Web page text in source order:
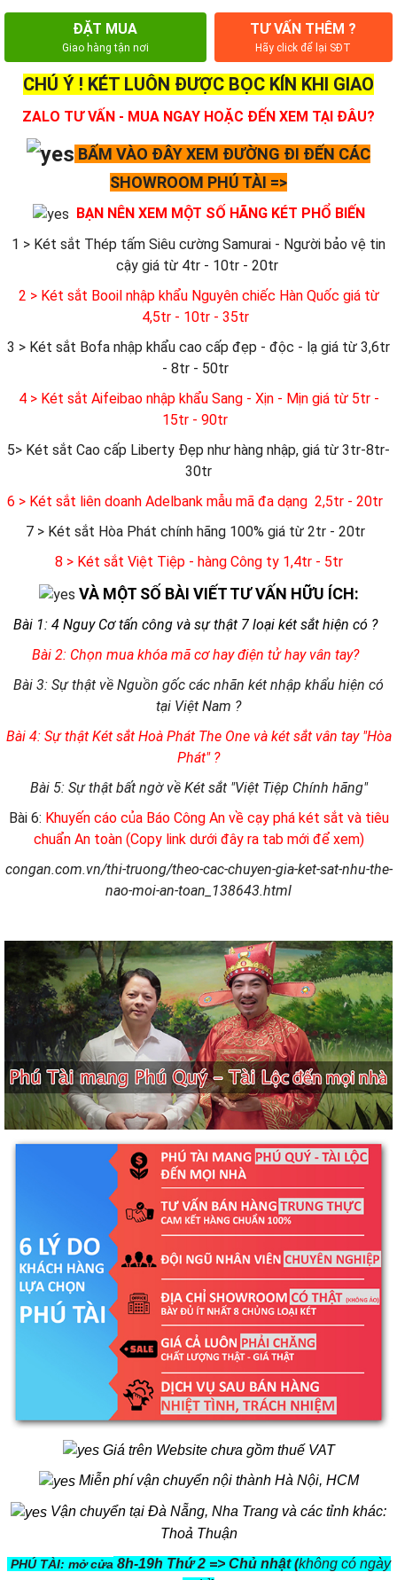
ĐẶT MUA
Giao hàng tận nơi
TƯ VẤN THÊM ?
Hãy click để lại SĐT
CHÚ Ý ! KÉT LUÔN ĐƯỢC BỌC KÍN KHI GIAO
ZALO TƯ VẤN - MUA NGAY HOẶC ĐẾN XEM TẠI ĐÂU?
BẤM VÀO ĐÂY XEM ĐƯỜNG ĐI ĐẾN CÁC
SHOWROOM PHÚ TÀI =>
BẠN NÊN XEM MỘT SỐ HÃNG KÉT PHỔ BIẾN
1 > Két sắt Thép tấm Siêu cường Samurai - Người bảo vệ tin
cậy giá từ 4tr - 10tr - 20tr
2 > Két sắt Booil nhập khẩu Nguyên chiếc Hàn Quốc giá từ
4,5tr - 10tr - 35tr
3 > Két sắt Bofa nhập khẩu cao cấp đẹp - độc - lạ giá từ 3,6tr
- 8tr - 50tr
4 > Két sắt Aifeibao nhập khẩu Sang - Xịn - Mịn giá từ 5tr -
15tr - 90tr
5> Két sắt Cao cấp Liberty Đẹp như hàng nhập, giá từ 3tr-8tr-
30tr
6 > Két sắt liên doanh Adelbank mẫu mã đa dạng 2,5tr - 20tr
7 > Két sắt Hòa Phát chính hãng 100% giá từ 2tr - 20tr
8 > Két sắt Việt Tiệp - hàng Công ty 1,4tr - 5tr
VÀ MỘT SỐ BÀI VIẾT TƯ VẤN HỮU ÍCH:
Bài 1: 4 Nguy Cơ tấn công và sự thật 7 loại két sắt hiện có ?
Bài 2: Chọn mua khóa mã cơ hay điện tử hay vân tay?
Bài 3: Sự thật về Nguồn gốc các nhãn két nhập khẩu hiện có
tại Việt Nam ?
Bài 4: Sự thật Két sắt Hoà Phát The One và két sắt vân tay "Hòa
Phát" ?
Bài 5: Sự thật bất ngờ về Két sắt "Việt Tiệp Chính hãng"
Bài 6: Khuyến cáo của Báo Công An về cạy phá két sắt và tiêu
chuẩn An toàn (Copy link dưới đây ra tab mới để xem)
congan.com.vn/thi-truong/theo-cac-chuyen-gia-ket-sat-nhu-the-
nao-moi-an-toan_138643.html
Giá trên Website chưa gồm thuế VAT
Miễn phí vận chuyển nội thành Hà Nội, HCM
Vận chuyển tại Đà Nẵng, Nha Trang và các tỉnh khác:
Thoả Thuận
PHÚ TÀI: mở cửa 8h-19h Thứ 2 => Chủ nhật (không có ngày